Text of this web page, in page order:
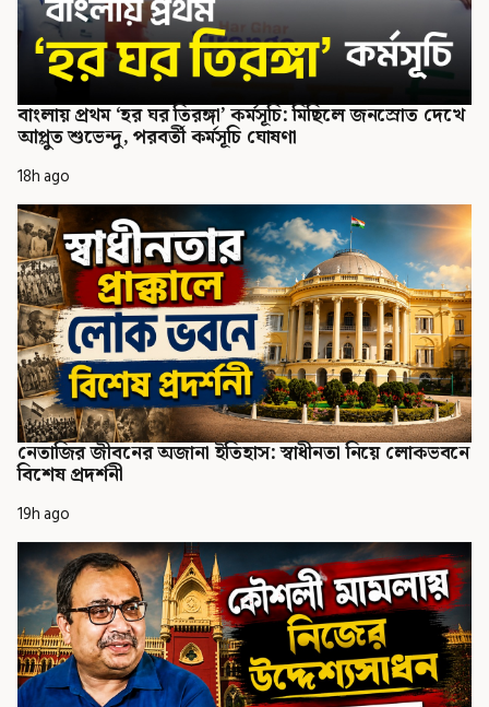
বাংলায় প্রথম ‘হর ঘর তিরঙ্গা’ কর্মসূচি: মিছিলে জনস্রোত দেখে
আপ্লুত শুভেন্দু, পরবর্তী কর্মসূচি ঘোষণা
18h ago
নেতাজির জীবনের অজানা ইতিহাস: স্বাধীনতা নিয়ে লোকভবনে
বিশেষ প্রদর্শনী
19h ago